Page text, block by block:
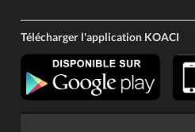
Télécharger l'application KOACI